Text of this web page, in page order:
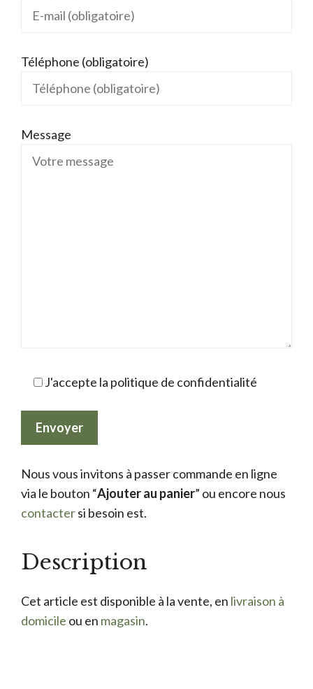
Téléphone (obligatoire)
Message
J'accepte la politique de confidentialité
Nous vous invitons à passer commande en ligne
via le bouton “Ajouter au panier” ou encore nous
contactersi besoin est.
Description
Cet article est disponible à la vente, en livraison à
domicile ou en magasin.